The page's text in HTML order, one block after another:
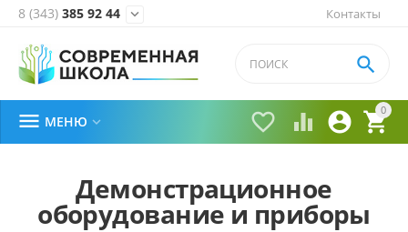
Контакты
8 (343) 385 92 44 
0


 

 МЕНЮ 
Демонстрационное
оборудование и приборы